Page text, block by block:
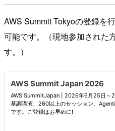
AWS Summit Tokyoの登録を
可能です。（現地参加された
す。）